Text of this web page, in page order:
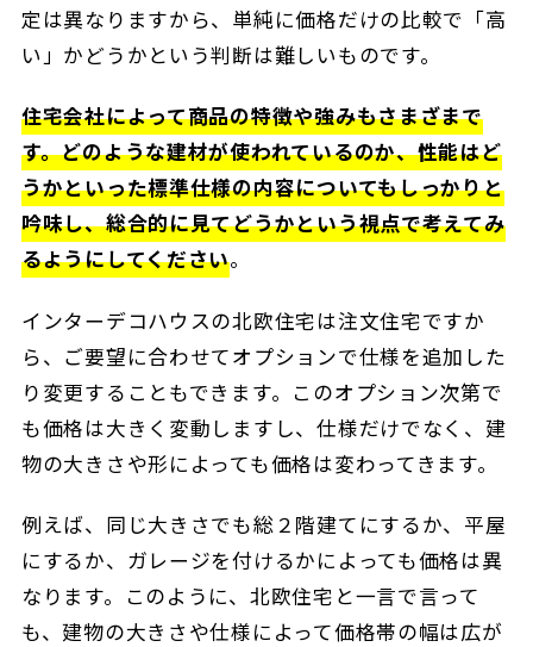
定は異なりますから、単純に価格だけの比較で「高
い」かどうかという判断は難しいものです。
住宅会社によって商品の特徴や強みもさまざまで
す。どのような建材が使われているのか、性能はど
うかといった標準仕様の内容についてもしっかりと
吟味し、総合的に見てどうかという視点で考えてみ
るようにしてください。
インターデコハウスの北欧住宅は注文住宅ですか
ら、ご要望に合わせてオプションで仕様を追加した
り変更することもできます。このオプション次第で
も価格は大きく変動しますし、仕様だけでなく、建
物の大きさや形によっても価格は変わってきます。
例えば、同じ大きさでも総２階建てにするか、平屋
にするか、ガレージを付けるかによっても価格は異
なります。このように、北欧住宅と一言で言って
も、建物の大きさや仕様によって価格帯の幅は広が